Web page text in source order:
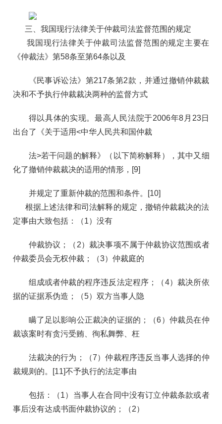
三、我国现行法律关于仲裁司法监督范围的规定
我国现行法律关于仲裁司法监督范围的规定主要在
《仲裁法》第58条至第64条以及
《民事诉讼法》第217条第2款，并通过撤销仲裁裁
决和不予执行仲裁裁决两种的监督方式
得以具体的实现。最高人民法院于2006年8月23日
出台了《关于适用<中华人民共和国仲裁
法>若干问题的解释》（以下简称解释），其中又细
化了撤销仲裁裁决的适用的情形，[9]
并规定了重新仲裁的范围和条件。[10]
根据上述法律和司法解释的规定，撤销仲裁裁决的法
定事由大致包括：（1）没有
仲裁协议；（2）裁决事项不属于仲裁协议范围或者
仲裁委员会无权仲裁；（3）仲裁庭的
组成或者仲裁的程序违反法定程序；（4）裁决所依
据的证据系伪造；（5）双方当事人隐
瞒了足以影响公正裁决的证据的；（6）仲裁员在仲
裁该案时有贪污受贿、徇私舞弊、枉
法裁决的行为；（7）仲裁程序违反当事人选择的仲
裁规则的。[11]不予执行的法定事由
包括：（1）当事人在合同中没有订立仲裁条款或者
事后没有达成书面仲裁协议的；（2）